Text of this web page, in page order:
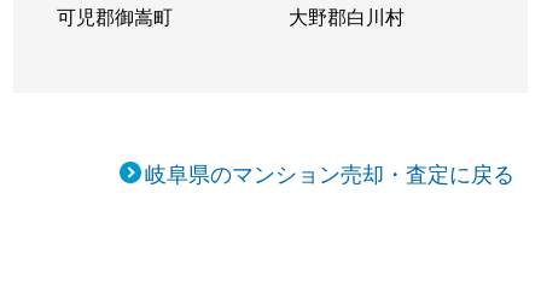
可児郡御嵩町 大野郡白川村
岐阜県のマンション売却・査定に戻る